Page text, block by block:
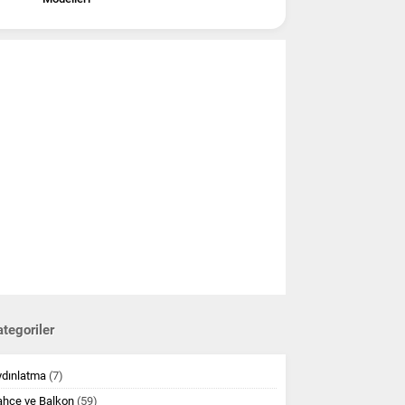
(7)
ve Balkon (59)